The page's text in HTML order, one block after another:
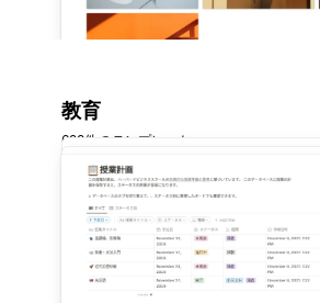
教育
628件のテンプレート